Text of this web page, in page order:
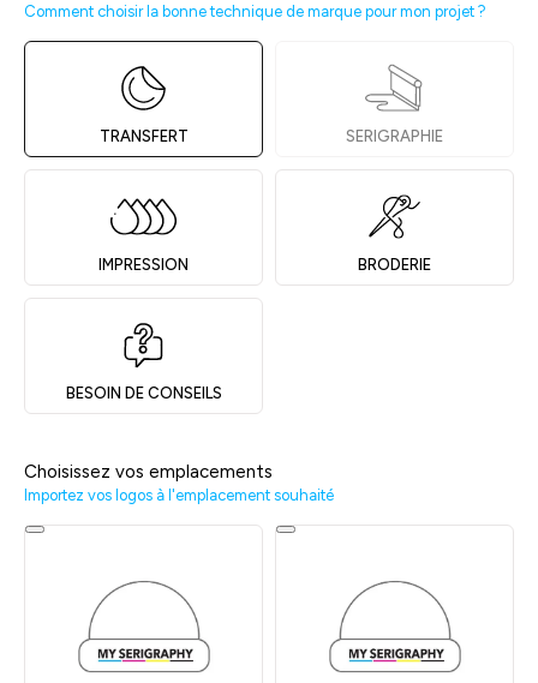
Comment choisir la bonne technique de marque pour mon projet ?
TRANSFERT SERIGRAPHIE
IMPRESSION BRODERIE
BESOIN DE CONSEILS
Choisissez vos emplacements
Importez vos logos à l'emplacement souhaité